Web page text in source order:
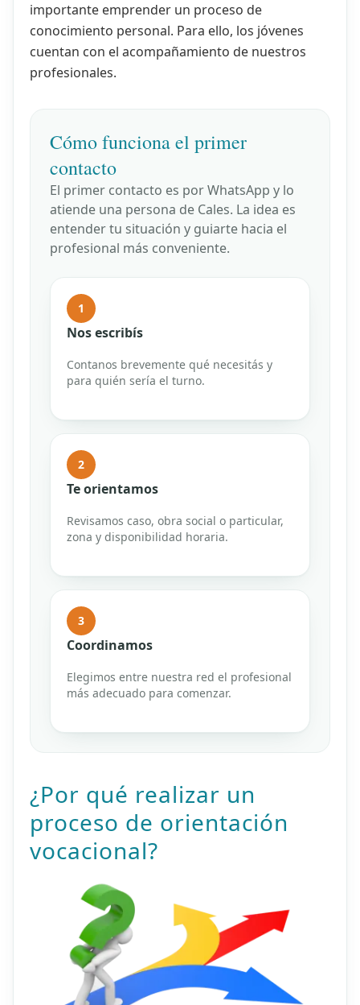
importante emprender un proceso de
conocimiento personal. Para ello, los jóvenes
cuentan con el acompañamiento de nuestros
profesionales.
Cómo funciona el primer
contacto
El primer contacto es por WhatsApp y lo
atiende una persona de Cales. La idea es
entender tu situación y guiarte hacia el
profesional más conveniente.
1
Nos escribís
Contanos brevemente qué necesitás y
para quién sería el turno.
2
Te orientamos
Revisamos caso, obra social o particular,
zona y disponibilidad horaria.
3
Coordinamos
Elegimos entre nuestra red el profesional
más adecuado para comenzar.
¿Por qué realizar un
proceso de orientación
vocacional?